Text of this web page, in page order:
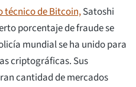
técnico de Bitcoin,Satoshi
porcentaje de fraude se
mundial se ha unido para
criptográficas. Sus
cantidad de mercados